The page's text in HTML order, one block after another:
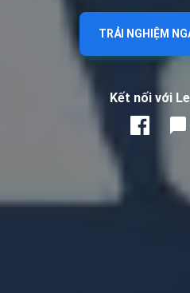
TRẢI NGHIỆM
Kết nối với